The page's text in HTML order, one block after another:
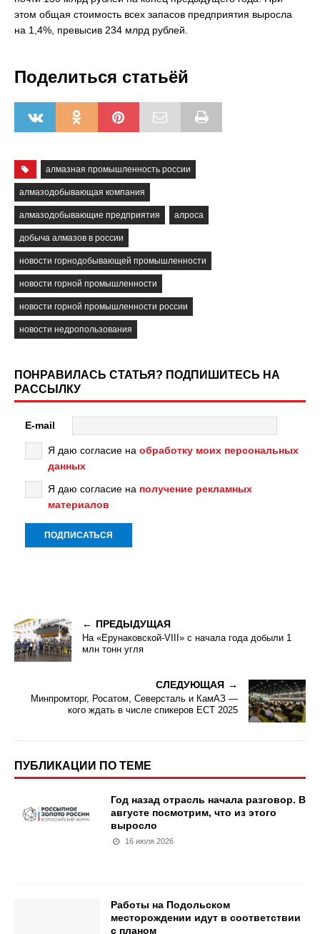
этом общая стоимость всех запасов предприятия выросла
на 1,4%, превысив 234 млрд рублей.
Поделиться статьёй
алмазная промышленность россии
алмазодобывающая компания
алмазодобывающие предприятия алроса
добыча алмазов в россии
новости горнодобывающей промышленности
новости горной промышленности
новости горной промышленности россии
новости недропользования
ПОНРАВИЛАСЬ СТАТЬЯ? ПОДПИШИТЕСЬ НА
РАССЫЛКУ
E-mail
Я даю согласие на обработку моих персональных
данных
Я даю согласие на получение рекламных
материалов
ПРЕДЫДУЩАЯ
На «Ерунаковской-VIII» с начала года добыли 1
млн тонн угля
СЛЕДУЮЩАЯ
Минпромторг, Росатом, Северсталь и КамАЗ —
кого ждать в числе спикеров ECT 2025
ПУБЛИКАЦИИ ПО ТЕМЕ
Год назад отрасль начала разговор. В
августе посмотрим, что из этого
выросло
16 июля 2026
Работы на Подольском
месторождении идут в соответствии
с планом